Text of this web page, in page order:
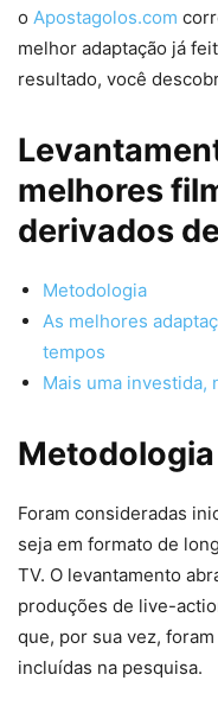
o Apostagolos.com
melhor adaptação já
resultado, você
melhores
derivados
Metodologia
As melhores
tempos
Mais uma investida,
Metodologia
Foram consideradas
seja em formato de
TV. O levantamento
produções de live-
que, por sua vez,
incluídas na pesquisa.